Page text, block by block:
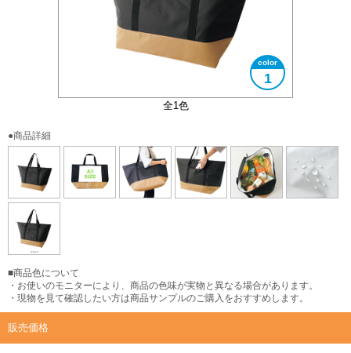
全1色
1
A3サイズ対応
大きさイメージ
外ポケット付き
使用イメージ
内側PEVA素材
●商品詳細
■商品色について
・お使いのモニターにより、商品の色味が実物と異なる場合があります。
・現物を見て確認したい方は商品サンプルのご購入をおすすめします。
販売価格